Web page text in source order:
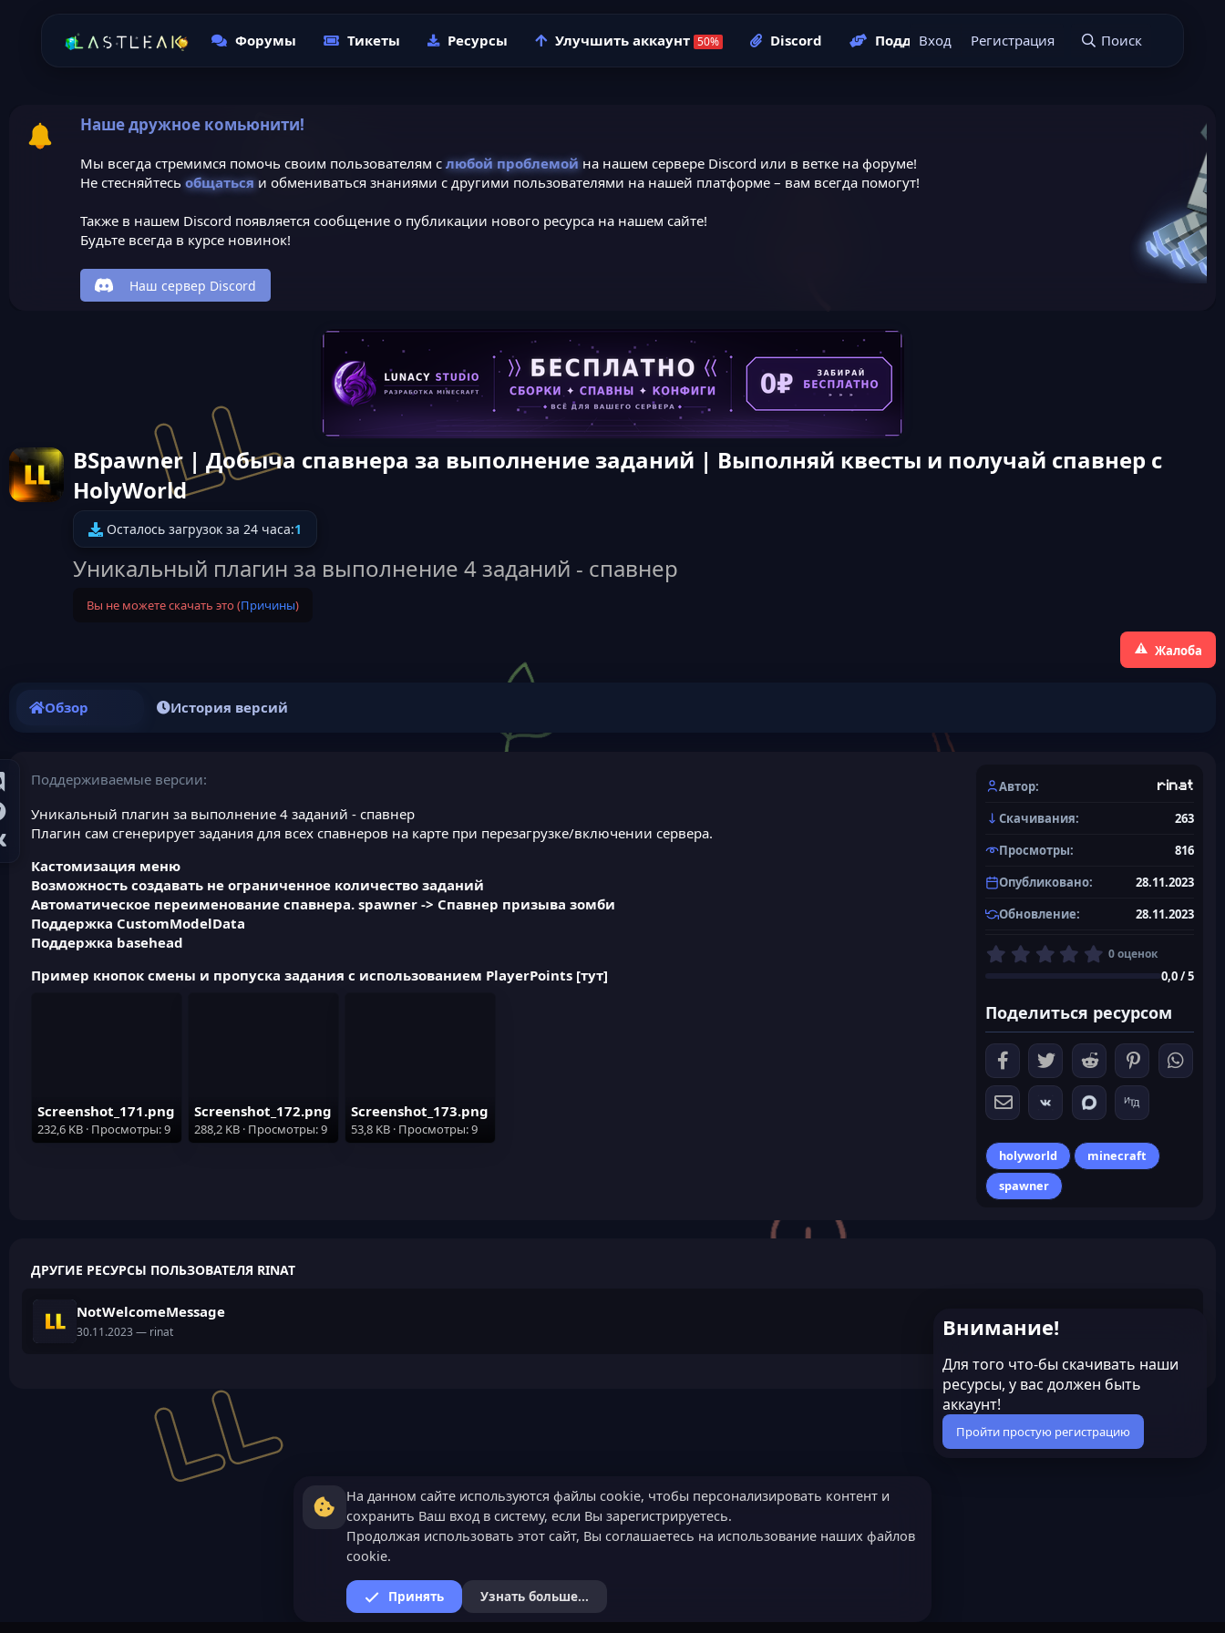
Форумы Тикеты Ресурсы Улучшить аккаунт Discord Поддержать нас Подать заявку
Вход Регистрация Поиск
Наше дружное комьюнити!
Мы всегда стремимся помочь своим пользователям с любой проблемойна нашем сервере Discord или в ветке на форуме!
Не стесняйтесь общатьсяи обмениваться знаниями с другими пользователями на нашей платформе – вам всегда помогут!
Также в нашем Discord появляется сообщение о публикации нового ресурса на нашем сайте!
Будьте всегда в курсе новинок!
Наш сервер Discord
BSpawner | Добыча спавнера за выполнение заданий | Выполняй квесты и получай спавнер с
HolyWorld
Осталось загрузок за 24 часа:1
Уникальный плагин за выполнение 4 заданий - спавнер
Вы не можете скачать это (Причины)
Жалоба
Обзор История версий
Поддерживаемые версии
Уникальный плагин за выполнение 4 заданий - спавнер
Плагин сам сгенерирует задания для всех спавнеров на карте при перезагрузке/включении сервера.
Кастомизация меню
Возможность создавать не ограниченное количество заданий
Автоматическое переименование спавнера. spawner -> Спавнер призыва зомби
Поддержка CustomModelData
Поддержка basehead
Пример кнопок смены и пропуска задания с использованием PlayerPoints [тут]
Screenshot_171.png
232,6 KB · Просмотры: 9
Screenshot_172.png
288,2 KB · Просмотры: 9
Screenshot_173.png
53,8 KB · Просмотры: 9
Автор rinat
Скачивания
263
Просмотры
816
Опубликовано
28.11.2023
Обновление
28.11.2023
0
0
з
в
ё
з
д
0 оценок
0,0 / 5
Поделиться ресурсом
holyworld
minecraft
spawner
ДРУГИЕ РЕСУРСЫ ПОЛЬЗОВАТЕЛЯ RINAT
NotWelcomeMessage
30.11.2023 — rinat Внимание!
Для того что-бы скачивать наши
ресурсы, у вас должен быть
аккаунт!
Пройти простую регистрацию
На данном сайте используются файлы cookie, чтобы персонализировать контент и
сохранить Ваш вход в систему, если Вы зарегистрируетесь.
Продолжая использовать этот сайт, Вы соглашаетесь на использование наших файлов
cookie.
Принять Узнать больше...